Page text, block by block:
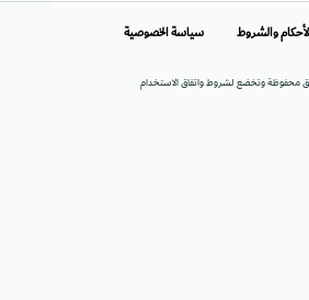
محفوظة وتخضع لشروط واتفاق الاستخدام
والشروط سياسة الخصوصية